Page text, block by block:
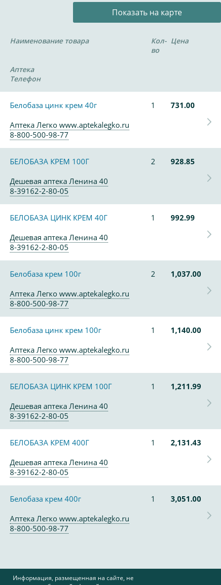
Показать на карте
Наименование товара
Кол-
во
Цена
Аптека
Телефон
Белобаза цинк крем 40г 1
731.00
Аптека Легко www.aptekalegko.ru
8-800-500-98-77
БЕЛОБАЗА КРЕМ 100Г 2
928.85
Дешевая аптека Ленина 40
8-39162-2-80-05
БЕЛОБАЗА ЦИНК КРЕМ 40Г 1
992.99
Дешевая аптека Ленина 40
8-39162-2-80-05
Белобаза крем 100г 2
1,037.00
Аптека Легко www.aptekalegko.ru
8-800-500-98-77
Белобаза цинк крем 100г 1
1,140.00
Аптека Легко www.aptekalegko.ru
8-800-500-98-77
БЕЛОБАЗА ЦИНК КРЕМ 100Г 1
1,211.99
Дешевая аптека Ленина 40
8-39162-2-80-05
БЕЛОБАЗА КРЕМ 400Г 1
2,131.43
Дешевая аптека Ленина 40
8-39162-2-80-05
Белобаза крем 400г 1
3,051.00
Аптека Легко www.aptekalegko.ru
8-800-500-98-77
Информация, размещенная на сайте, не